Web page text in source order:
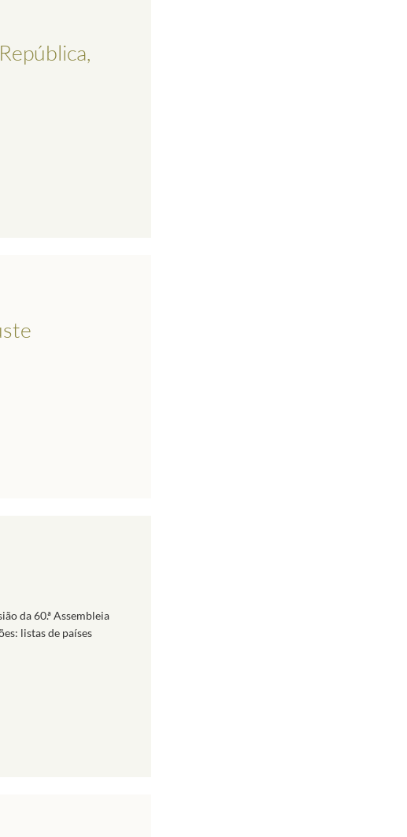
da 60.ª Assembleia
listas de países